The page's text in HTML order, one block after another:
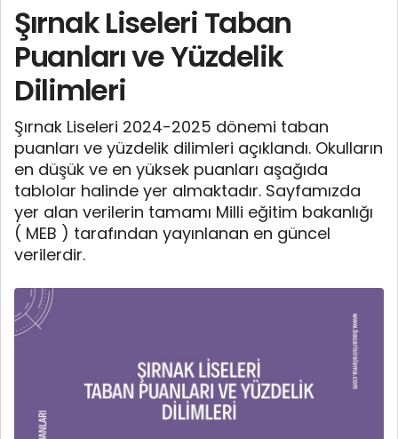
Şırnak Liseleri Taban
Puanları ve Yüzdelik
Dilimleri
Şırnak Liseleri 2024-2025 dönemi taban
puanları ve yüzdelik dilimleri açıklandı. Okulların
en düşük ve en yüksek puanları aşağıda
tablolar halinde yer almaktadır. Sayfamızda
yer alan verilerin tamamı Milli eğitim bakanlığı
( MEB ) tarafından yayınlanan en güncel
verilerdir.